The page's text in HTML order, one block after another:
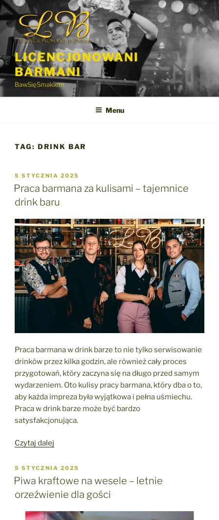
Przejdź
do
treści
LICENCJONOWANI
BARMANI
BawSięSmakiem
Menu
TAG: DRINK BAR
OPUBLIKOWANE
W
5 STYCZNIA 2025
Praca barmana za kulisami – tajemnice
drink baru
Praca barmana w drink barze to nie tylko serwisowanie
drinków przez kilka godzin, ale również cały proces
przygotowań, który zaczyna się na długo przed samym
wydarzeniem. Oto kulisy pracy barmana, który dba o to,
aby każda impreza była wyjątkowa i pełna uśmiechu.
Praca w drink barze może być bardzo
satysfakcjonująca.
Czytaj dalej
za
kulisami
tajemnice
drink
OPUBLIKOWANE
W
5 STYCZNIA 2025
Piwa kraftowe na wesele – letnie
orzeźwienie dla gości